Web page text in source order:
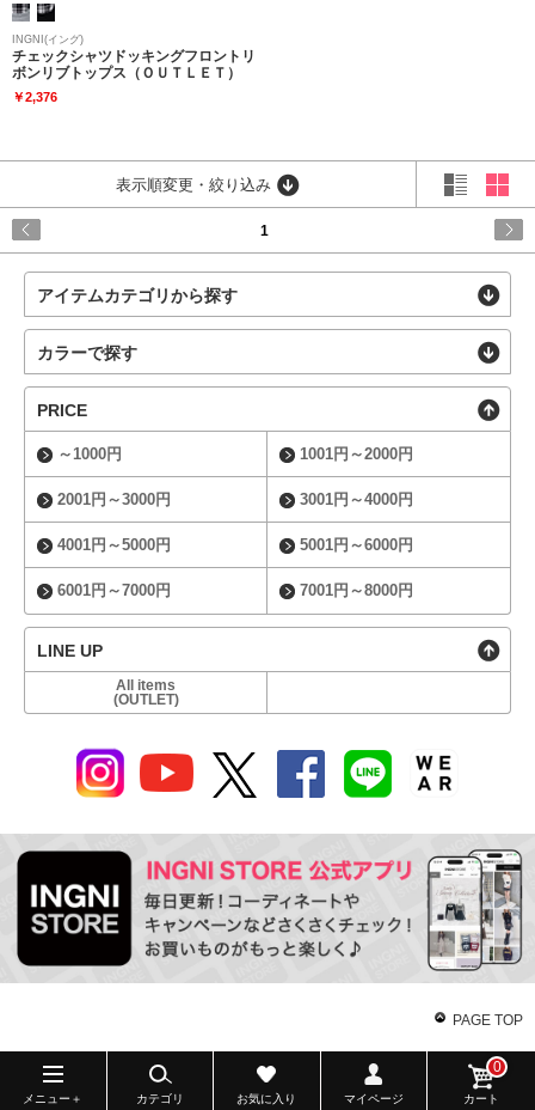
INGNI(イング)
チェックシャツドッキングフロントリ
ボンリブトップス（ＯＵＴＬＥＴ）
￥2,376
表示順変更・絞り込み
1
アイテムカテゴリから探す
カラーで探す
PRICE
～1000円 1001円～2000円
2001円～3000円 3001円～4000円
4001円～5000円 5001円～6000円
6001円～7000円 7001円～8000円
LINE UP
All items
(OUTLET)
PAGE TOP
メニュー＋ カテゴリ お気に入り マイページ カート
0